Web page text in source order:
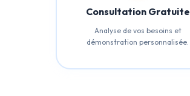
Consultation Gratuite
Analyse de vos besoins et
démonstration personnalisée.